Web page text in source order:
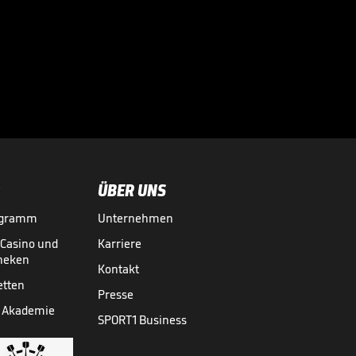
und
Akademie
ÜBER UNS
Unternehmen
Karriere
Kontakt
Presse
SPORT1 Business